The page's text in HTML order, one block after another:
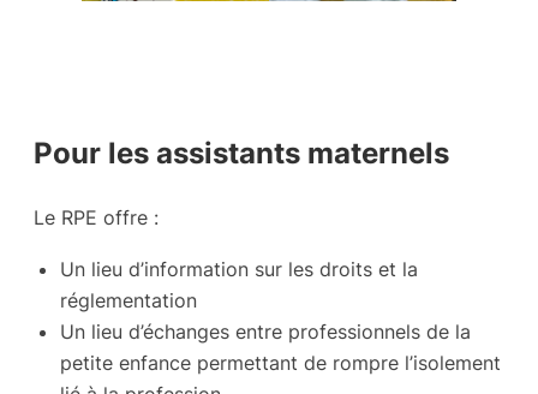
Pour les assistants maternels
Le RPE offre :
Un lieu d’information sur les droits et la
réglementation
Un lieu d’échanges entre professionnels de la
petite enfance permettant de rompre l’isolement